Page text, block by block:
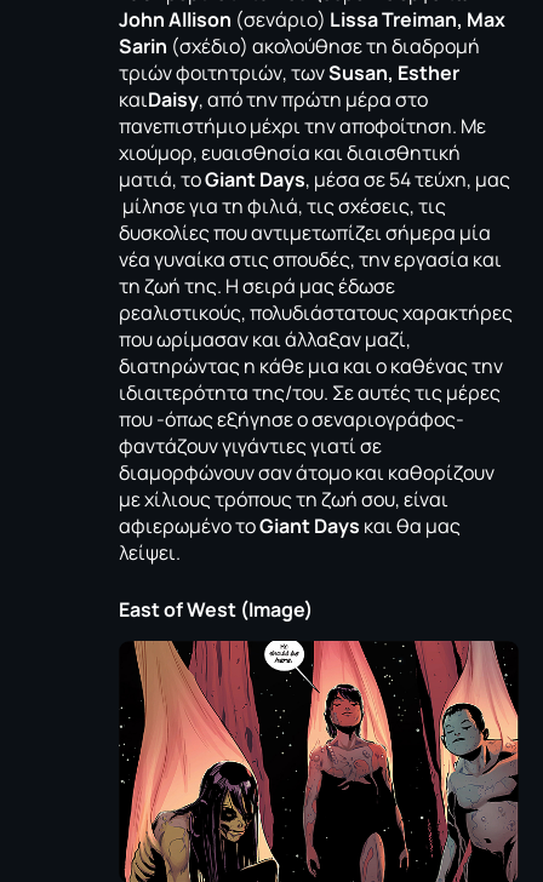
John Allison (σενάριο) Lissa Treiman, Max
Sarin (σχέδιο) ακολούθησε τη διαδρομή
τριών φοιτητριών, τωνSusan, Esther
καιDaisy, από την πρώτη μέρα στο
πανεπιστήμιο μέχρι την αποφοίτηση. Με
χιούμορ, ευαισθησία και διαισθητική
ματιά, τοGiant Days, μέσα σε 54 τεύχη, μας
μίλησε για τη φιλιά, τις σχέσεις, τις
δυσκολίες που αντιμετωπίζει σήμερα μία
νέα γυναίκα στις σπουδές, την εργασία και
τη ζωή της. Η σειρά μας έδωσε
ρεαλιστικούς, πολυδιάστατους χαρακτήρες
που ωρίμασαν και άλλαξαν μαζί,
διατηρώντας η κάθε μια και ο καθένας την
ιδιαιτερότητα της/του. Σε αυτές τις μέρες
που -όπως εξήγησε ο σεναριογράφος-
φαντάζουν γιγάντιες γιατί σε
διαμορφώνουν σαν άτομο και καθορίζουν
με χίλιους τρόπους τη ζωή σου, είναι
αφιερωμένο τοGiant Days και θα μας
λείψει.
East of West (Image)